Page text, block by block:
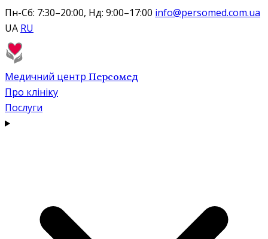
Пн-Сб: 7:30–20:00, Нд: 9:00–17:00 info@persomed.com.ua
UA RU
Медичний центр Персомед
Про клініку
Послуги